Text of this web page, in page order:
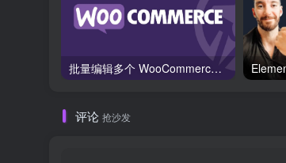
批量编辑多个 WooCommerce 产品变体价格的 2 个方法？
评论 抢沙发